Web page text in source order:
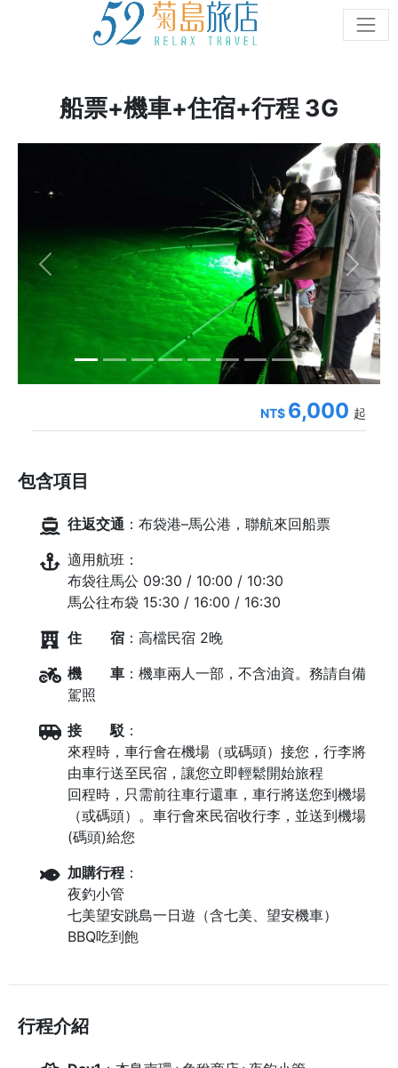
船票+機車+住宿+行程 3G
Previous Next
NT$ 6,000 起
包含項目
往返交通 ：布袋港–馬公港，聯航來回船票
適用航班：
布袋往馬公 09:30 / 10:00 / 10:30
馬公往布袋 15:30 / 16:00 / 16:30
住 宿 ：高檔民宿 2晚
機 車 ：機車兩人一部，不含油資。務請自備
駕照
接 駁 ：
來程時，車行會在機場（或碼頭）接您，行李將
由車行送至民宿，讓您立即輕鬆開始旅程
回程時，只需前往車行還車，車行將送您到機場
（或碼頭）。車行會來民宿收行李，並送到機場
(碼頭)給您
加購行程 ：
夜釣小管
七美望安跳島一日遊（含七美、望安機車）
BBQ吃到飽
行程介紹